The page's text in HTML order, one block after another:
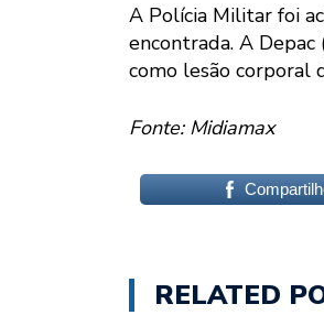
A Polícia Militar foi
encontrada. A
como lesão corporal
Fonte: Midiamax
RELATED